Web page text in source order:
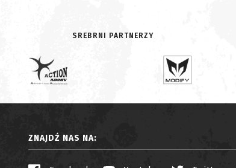
SREBRNI PARTNERZY
ZNAJDŹ NAS NA: